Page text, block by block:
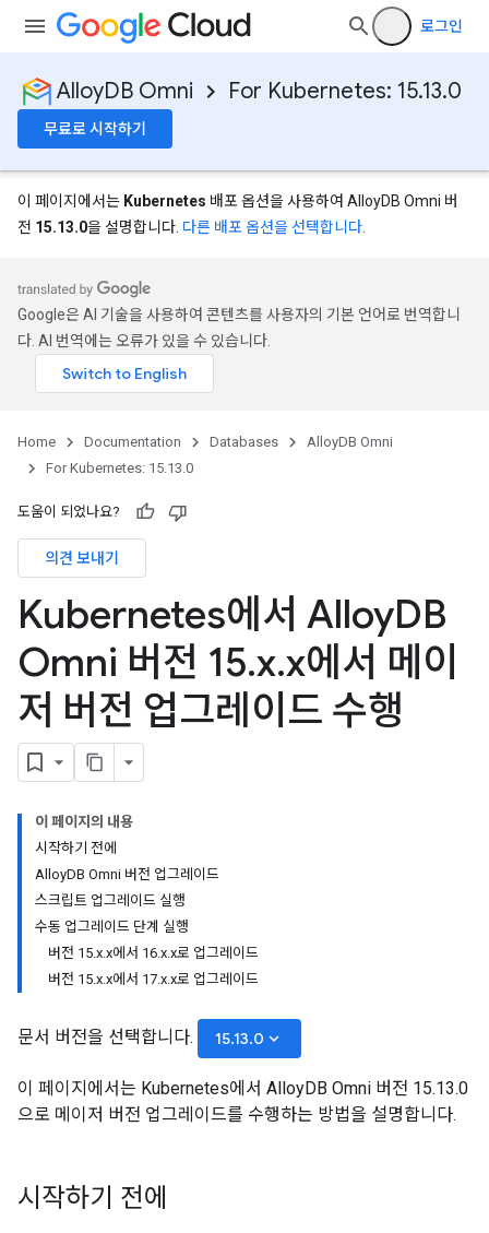
로그인
AlloyDB Omni For Kubernetes: 15.13.0
무료로 시작하기
이 페이지에서는 Kubernetes 배포 옵션을 사용하여 AlloyDB Omni 버
전 15.13.0을 설명합니다. 다른 배포 옵션을 선택합니다
Google은 AI 기술을 사용하여 콘텐츠를 사용자의 기본 언어로 번역합니
다. AI 번역에는 오류가 있을 수 있습니다.
Home Documentation Databases
AlloyDB Omni
For Kubernetes: 15.13.0
도움이 되었나요?
의견 보내기
Kubernetes에서 AlloyDB
Omni 버전 15.x.x에서 메이
저 버전 업그레이드 수행
이 페이지의 내용
시작하기 전에
AlloyDB Omni 버전 업그레이드
스크립트 업그레이드 실행
수동 업그레이드 단계 실행
버전 15.x.x에서 16.x.x로 업그레이드
버전 15.x.x에서 17.x.x로 업그레이드
문서 버전을 선택합니다. 15.13.0 keyboard_arrow_down
이 페이지에서는 Kubernetes에서 AlloyDB Omni 버전 15.13.0
으로 메이저 버전 업그레이드를 수행하는 방법을 설명합니다.
시작하기 전에